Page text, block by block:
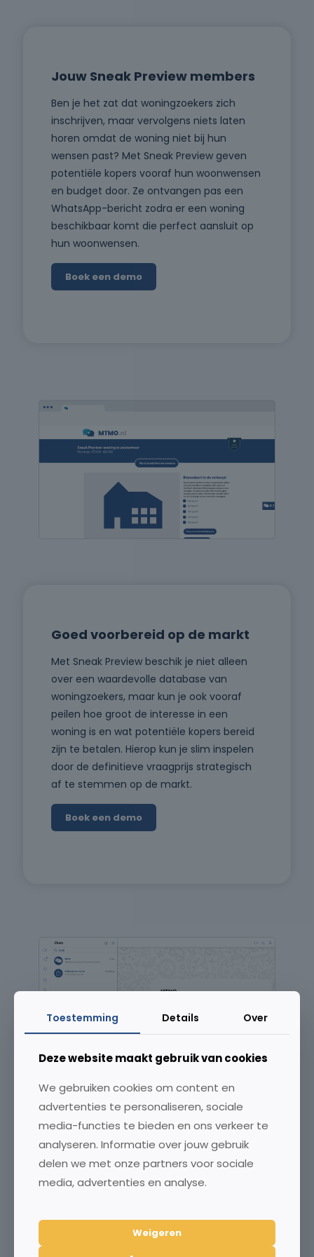
Jouw Sneak Preview members
Ben je het zat dat woningzoekers zich
inschrijven, maar vervolgens niets laten
horen omdat de woning niet bij hun
wensen past? Met Sneak Preview geven
potentiële kopers vooraf hun woonwensen
en budget door. Ze ontvangen pas een
WhatsApp-bericht zodra er een woning
beschikbaar komt die perfect aansluit op
hun woonwensen.
Boek een demo
Goed voorbereid op de markt
Met Sneak Preview beschik je niet alleen
over een waardevolle database van
woningzoekers, maar kun je ook vooraf
peilen hoe groot de interesse in een
woning is en wat potentiële kopers bereid
zijn te betalen. Hierop kun je slim inspelen
door de definitieve vraagprijs strategisch
af te stemmen op de markt.
Boek een demo
Snel schakelen via WhatsApp
members razendsnel via WhatsApp. Direct
vanuit het MTMO-systeem stuur je
Toestemming Details Over
Deze website maakt gebruik van cookies
We gebruiken cookies om content en
advertenties te personaliseren, sociale
media-functies te bieden en ons verkeer te
analyseren. Informatie over jouw gebruik
delen we met onze partners voor sociale
media, advertenties en analyse.
Weigeren